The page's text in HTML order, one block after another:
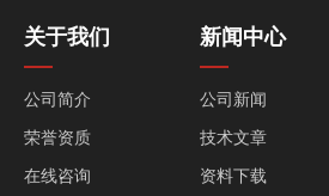
关于我们
公司简介
荣誉资质
在线咨询
新闻中心
公司新闻
技术文章
资料下载